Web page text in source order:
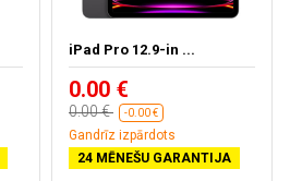
iPad Pro 12.9-in ...
0.00 €
0.00 € -0.00 €
Gandrīz izpārdots
24 MĒNEŠU GARANTIJA